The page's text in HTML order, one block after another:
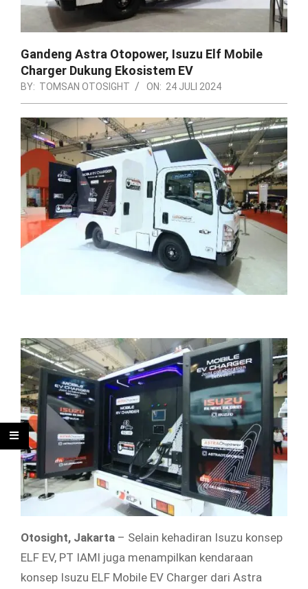
Gandeng Astra Otopower, Isuzu Elf Mobile
Charger Dukung Ekosistem EV
BY: TOMSAN OTOSIGHT ON: 24 JULI 2024
Otosight, Jakarta – Selain kehadiran Isuzu konsep
ELF EV, PT IAMI juga menampilkan kendaraan
konsep Isuzu ELF Mobile EV Charger dari Astra